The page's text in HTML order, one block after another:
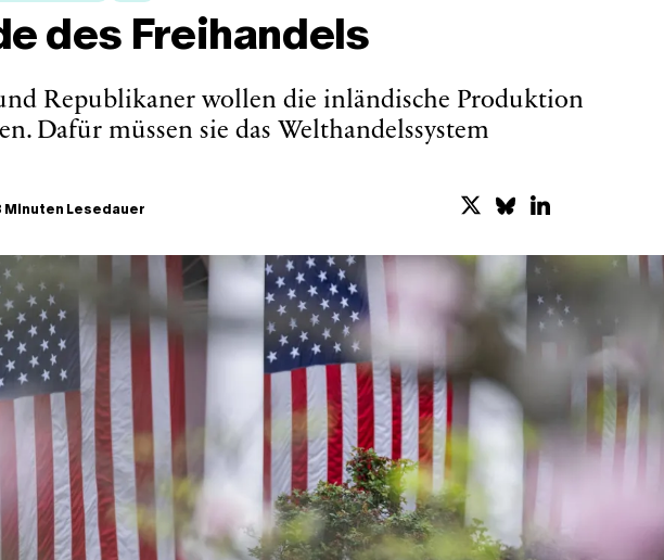
des Freihandels
Republikaner wollen die inländische Produktion
Dafür müssen sie das Welthandelssystem
Minuten Lesedauer